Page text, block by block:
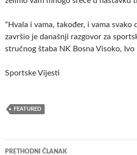
“Hvala i vama, također, i vama svako
završio je današnji razgovor za
stručnog štaba NK Bosna Visoko, Ivo
Sportske Vijesti
FEATURED
Navigacija
PRETHODNI ČLANAK